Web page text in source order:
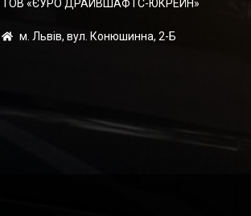
ТОВ «ЄУРО ДРАЙВШАФТC-ЮКРЕЙН»
м. Львів, вул. Конюшинна, 2-Б